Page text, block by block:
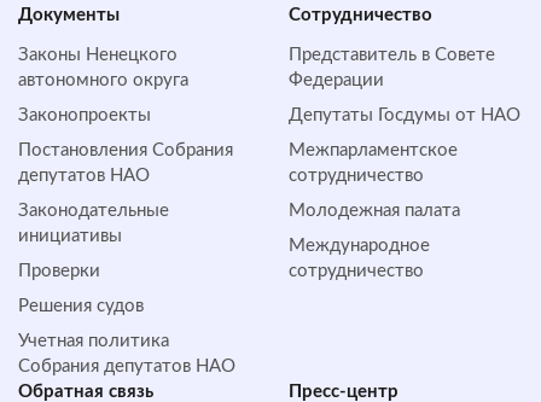
Документы
Законы Ненецкого
автономного округа
Законопроекты
Постановления Собрания
депутатов НАО
Законодательные
инициативы
Проверки
Решения судов
Учетная политика
Собрания депутатов НАО
Сотрудничество
Представитель в Совете
Федерации
Депутаты Госдумы от НАО
Межпарламентское
сотрудничество
Молодежная палата
Международное
сотрудничество
Обратная cвязь Пресс-центр